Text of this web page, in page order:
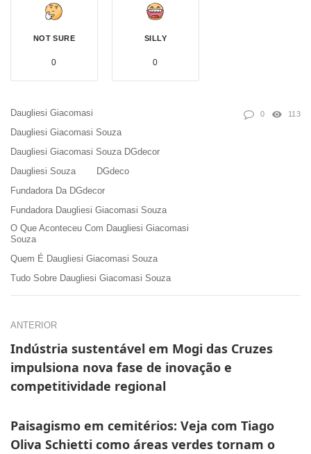
NOT SURE
0
SILLY
0
Daugliesi Giacomasi
Daugliesi Giacomasi Souza
Daugliesi Giacomasi Souza DGdecor
Daugliesi Souza
DGdeco
Fundadora Da DGdecor
Fundadora Daugliesi Giacomasi Souza
O Que Aconteceu Com Daugliesi Giacomasi
Souza
Quem É Daugliesi Giacomasi Souza
Tudo Sobre Daugliesi Giacomasi Souza
0 113
ANTERIOR
Indústria sustentável em Mogi das Cruzes
impulsiona nova fase de inovação e
competitividade regional
Paisagismo em cemitérios: Veja com Tiago
Oliva Schietti como áreas verdes tornam o